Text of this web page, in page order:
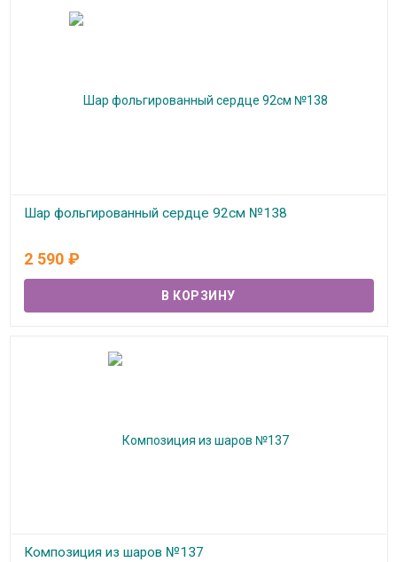
Шар фольгированный сердце 92см №138
2 590 ₽
Композиция из шаров №137